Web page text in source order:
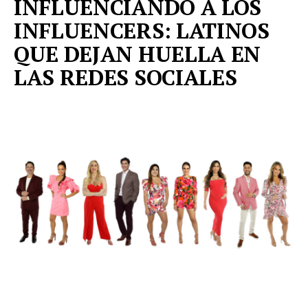
INFLUENCIANDO A LOS
INFLUENCERS: LATINOS
QUE DEJAN HUELLA EN
LAS REDES SOCIALES